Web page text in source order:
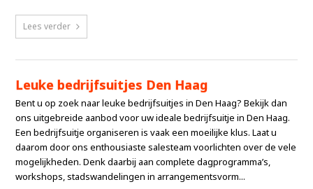
Lees verder
Leuke bedrijfsuitjes Den Haag
Bent u op zoek naar leuke bedrijfsuitjes in Den Haag? Bekijk dan
ons uitgebreide aanbod voor uw ideale bedrijfsuitje in Den Haag.
Een bedrijfsuitje organiseren is vaak een moeilijke klus. Laat u
daarom door ons enthousiaste salesteam voorlichten over de vele
mogelijkheden. Denk daarbij aan complete dagprogramma’s,
workshops, stadswandelingen in arrangementsvorm...